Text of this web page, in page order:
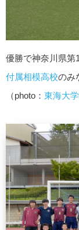
優勝で神奈川県第
付属相模高校のみ
（photo： 東海大